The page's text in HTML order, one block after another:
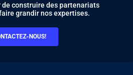
construire des partenariats
grandir nos expertises.
NOUS!